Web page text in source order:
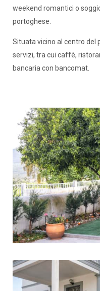
weekend romantici o
portoghese.
Situata vicino al centro del
servizi, tra cui caffè,
bancaria con bancomat.